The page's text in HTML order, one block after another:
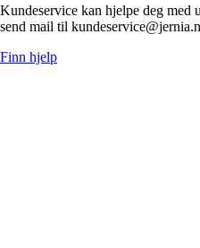
Kundeservice kan hjelpe deg med
send mail til
Finn hjelp